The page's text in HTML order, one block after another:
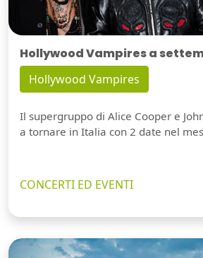
Hollywood Vampires a
Hollywood Vampires
Il supergruppo di Alice Cooper e
a tornare in Italia con 2 date nel
CONCERTI ED EVENTI